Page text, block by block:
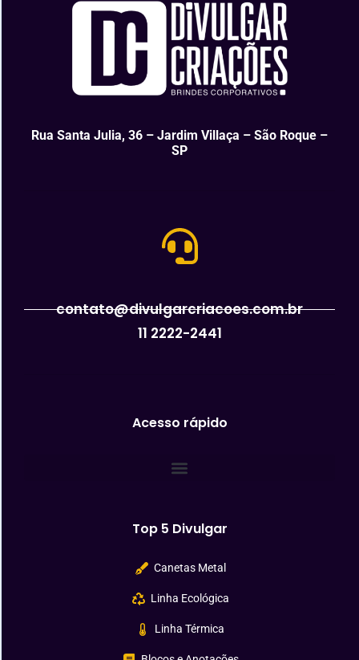
Rua Santa Julia, 36 – Jardim Villaça – São Roque –
SP
contato@divulgarcriacoes.com.br
11 2222-2441
Acesso rápido
Top 5 Divulgar
Canetas Metal
Linha Ecológica
Linha Térmica